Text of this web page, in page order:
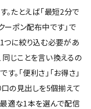
。たとえば「最短2分で
ーポン配布中です」で
つに絞り込む必要があ
同じことを言い換えるの
す。「便利さ」「お得さ」
口の見出しを5個揃えて
適な1本を選んで配信